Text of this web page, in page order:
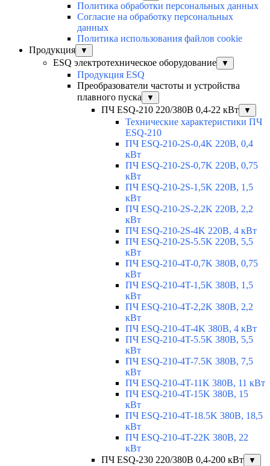
Политика обработки персональных данных
Согласие на обработку персональных
данных
Политика использования файлов cookie
Продукция
▼
ESQ электротехническое оборудование ▼
Продукция ESQ
Преобразователи частоты и устройства
плавного пуска
▼
ПЧ ESQ-210 220/380В 0,4-22 кВт ▼
Технические характеристики ПЧ
ESQ-210
ПЧ ESQ-210-2S-0,4K 220В, 0,4
кВт
ПЧ ESQ-210-2S-0,7K 220В, 0,75
кВт
ПЧ ESQ-210-2S-1,5K 220В, 1,5
кВт
ПЧ ESQ-210-2S-2,2K 220В, 2,2
кВт
ПЧ ESQ-210-2S-4K 220В, 4 кВт
ПЧ ESQ-210-2S-5.5K 220В, 5,5
кВт
ПЧ ESQ-210-4T-0,7K 380В, 0,75
кВт
ПЧ ESQ-210-4T-1,5K 380В, 1,5
кВт
ПЧ ESQ-210-4T-2,2K 380В, 2,2
кВт
ПЧ ESQ-210-4T-4K 380В, 4 кВт
ПЧ ESQ-210-4T-5.5K 380В, 5,5
кВт
ПЧ ESQ-210-4T-7.5K 380В, 7,5
кВт
ПЧ ESQ-210-4T-11K 380В, 11 кВт
ПЧ ESQ-210-4T-15K 380В, 15
кВт
ПЧ ESQ-210-4T-18.5K 380В, 18,5
кВт
ПЧ ESQ-210-4T-22K 380В, 22
кВт
ПЧ ESQ-230 220/380В 0,4-200 кВт
▼